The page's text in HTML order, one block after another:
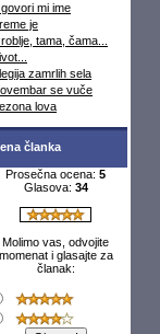
mi ime
je
tama, čama...
zamrlih sela
se vuče
lova
članka
Prosečna ocena: 5
Glasova: 34
Molimo vas, odvojite
momenat i glasajte za
članak: